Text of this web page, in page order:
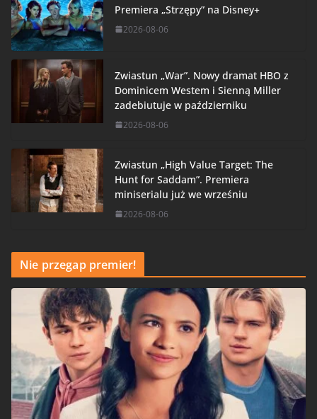
Premiera „Strzępy” na Disney+
2026-08-06
Zwiastun „War”. Nowy dramat HBO z
Dominicem Westem i Sienną Miller
zadebiutuje w październiku
2026-08-06
Zwiastun „High Value Target: The
Hunt for Saddam”. Premiera
miniserialu już we wrześniu
2026-08-06
Nie przegap premier!